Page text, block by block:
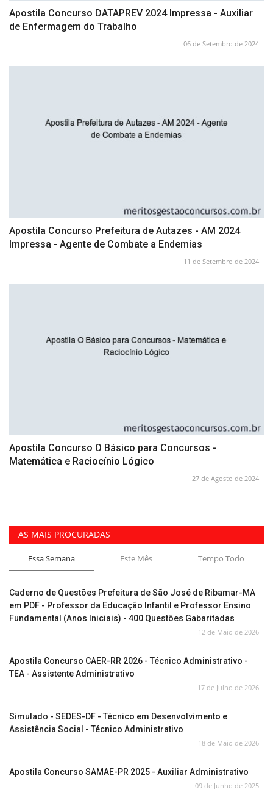
Apostila Concurso DATAPREV 2024 Impressa - Auxiliar
de Enfermagem do Trabalho
06 de Setembro de 2024
Apostila Concurso Prefeitura de Autazes - AM 2024
Impressa - Agente de Combate a Endemias
11 de Setembro de 2024
Apostila Concurso O Básico para Concursos -
Matemática e Raciocínio Lógico
27 de Agosto de 2024
AS MAIS PROCURADAS
Essa Semana Este Mês Tempo Todo
Caderno de Questões Prefeitura de São José de Ribamar-MA
em PDF - Professor da Educação Infantil e Professor Ensino
Fundamental (Anos Iniciais) - 400 Questões Gabaritadas
12 de Maio de 2026
Apostila Concurso CAER-RR 2026 - Técnico Administrativo -
TEA - Assistente Administrativo
17 de Julho de 2026
Simulado - SEDES-DF - Técnico em Desenvolvimento e
Assistência Social - Técnico Administrativo
18 de Maio de 2026
Apostila Concurso SAMAE-PR 2025 - Auxiliar Administrativo
09 de Junho de 2025